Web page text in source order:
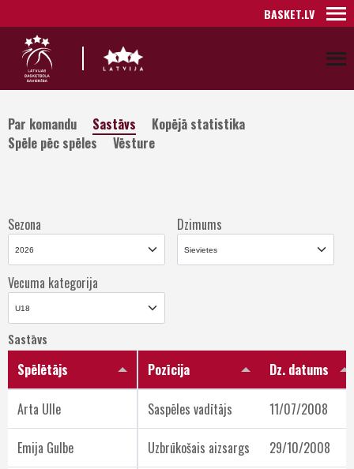
BASKET.LV
Par komandu Sastāvs
Kopējā statistika
Spēle pēc spēles
Vēsture
Sezona Dzimums
Vecuma kategorija
Sastāvs
Spēlētājs
Pozīcija Dz. datums
Arta Ulle Saspēles vadītājs 11/07/2008
Emija Gulbe Uzbrūkošais aizsargs 29/10/2008